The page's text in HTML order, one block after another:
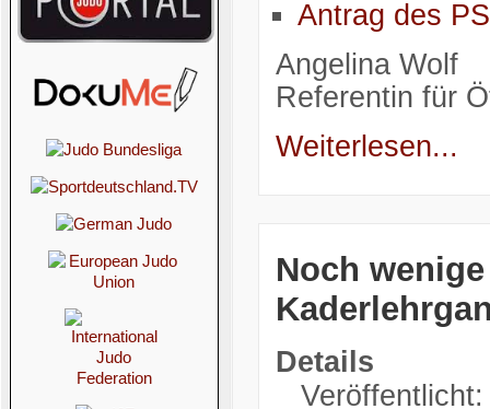
Antrag des
Angelina Wolf
Referentin für
Weiterlesen...
Noch
Details